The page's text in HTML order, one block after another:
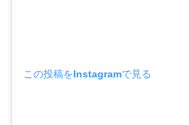
この投稿をInstagramで見る